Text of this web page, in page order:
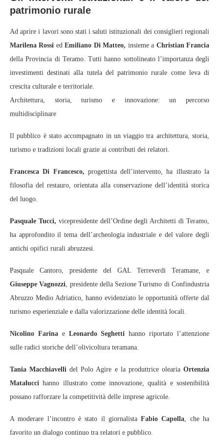
patrimonio rurale
Ad aprire i lavori sono stati i saluti istituzionali dei consiglieri regionali
Marilena Rossi edEmiliano Di Matteo, insieme a Christian Francia
della Provincia di Teramo. Tutti hanno sottolineato l’importanza degli
investimenti destinati alla tutela del patrimonio rurale come leva di
crescita culturale e territoriale.
Architettura, storia, turismo e innovazione: un percorso
multidisciplinare
Il pubblico è stato accompagnato in un viaggio tra architettura, storia,
turismo e tradizioni locali grazie ai contributi dei relatori.
Francesca Di Francesco, progettista dell’intervento, ha illustrato la
filosofia del restauro, orientata alla conservazione dell’identità storica
del luogo.
Pasquale Tucci, vicepresidente dell’Ordine degli Architetti di Teramo,
ha approfondito il tema dell’archeologia industriale e del valore degli
antichi opifici rurali abruzzesi.
Pasquale Cantoro, presidente del GAL Terreverdi Teramane, e
Giuseppe Vagnozzi, presidente della Sezione Turismo di Confindustria
Abruzzo Medio Adriatico, hanno evidenziato le opportunità offerte dal
turismo esperienziale e dalla valorizzazione delle identità locali.
Nicolino Farinae Leonardo Seghetti hanno riportato l’attenzione
sulle radici storiche dell’olivicoltura teramana.
Tania Macchiavelli del Polo Agire e la produttrice oleariaOrtenzia
Matalucci hanno illustrato come innovazione, qualità e sostenibilità
possano rafforzare la competitività delle imprese agricole.
A moderare l’incontro è stato il giornalistaFabio Capolla, che ha
favorito un dialogo continuo tra relatori e pubblico.